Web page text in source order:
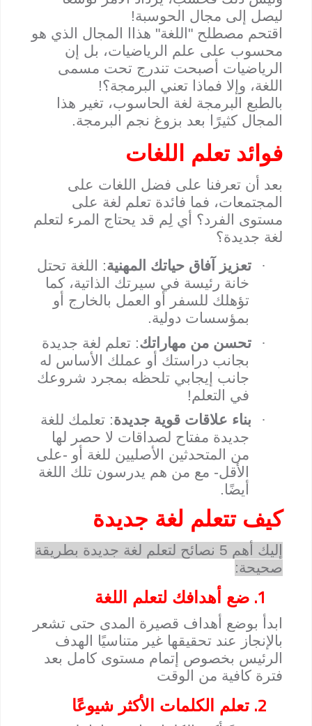
ليصل إلى مجال الحوسبة!
اقتحم مصطلح "اللغة" هذاا المجال الذي هو
محسوب على علم الرياضيات، بل إن
الرياضيات أصبحت تندرج تحت مسمى
اللغة، وإلا فماذا تعني البرمجة؟!
بالطبع البرمجة لغة الحاسوب، تغير هذا
المجال كثيرًا بعد بزوغ نجم البرمجة.
فوائد تعلم اللغات
بعد أن تعرفنا على فضل اللغات على
المجتمعات، فما فائدة تعلم لغة على
مستوى الفرد؟ أي لِم قد يحتاج المرء لتعلم
لغة جديدة؟
·
تعزيز آفاق حياتك المهنية: اللغة تحتل
خانة رئيسة في سيرتك الذاتية، كما
تؤهلك للسفر أو العمل بالخارج أو
بمؤسسات دولية.
·
تحسن من مهاراتك: تعلم لغة جديدة
بجانب دراستك أو عملك الأساس له
جانب إيجابي تلحظه بمجرد شروعك
في التعلم!
·
بناء علاقات قوية جديدة: تعلمك للغة
جديدة مفتاح لصداقات لا حصر لها
من المتحدثين الأصليين للغة أو -على
الأقل- مع من هم يدرسون تلك اللغة
أيضًا.
كيف تتعلم لغة جديدة
إليك أهم 5 نصائح لتعلم لغة جديدة بطريقة
صحيحة:
1. ضع أهدافك لتعلم اللغة
ابدأ بوضع أهداف قصيرة المدى حتى تشعر
بالإنجاز عند تحقيقها غير متناسيًا الهدف
الرئيس بخصوص إتمام مستوى كامل بعد
فترة كافية من الوقت
2. تعلم الكلمات الأكثر شيوعًا